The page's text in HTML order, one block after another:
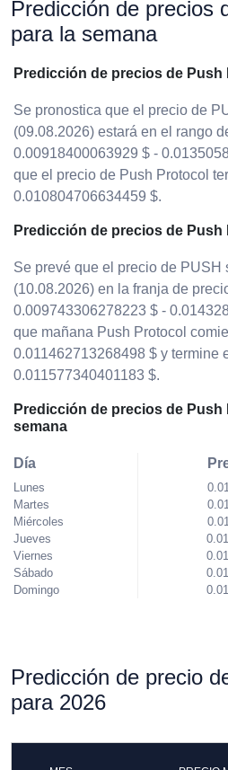
Predicción de precios
para la semana
Predicción de precios de
Se pronostica que el precio de
(09.08.2026) estará en el rango
0.00918400063929 $ -
que el precio de Push Protocol
0.010804706634459 $.
Predicción de precios de
Se prevé que el precio de PUSH
(10.08.2026) en la franja de
0.009743306278223 $ -
que mañana Push Protocol
0.011462713268498 $ y termine
0.011577340401183 $.
Predicción de precios de Push
semana
Día
Lunes
Martes
Miércoles
Jueves
Viernes
Sábado
Domingo
Predicción de precio
para 2026